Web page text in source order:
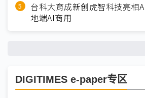
台科大育成新创虎智科技亮相
地端AI商用
DIGITIMES e-paper专区